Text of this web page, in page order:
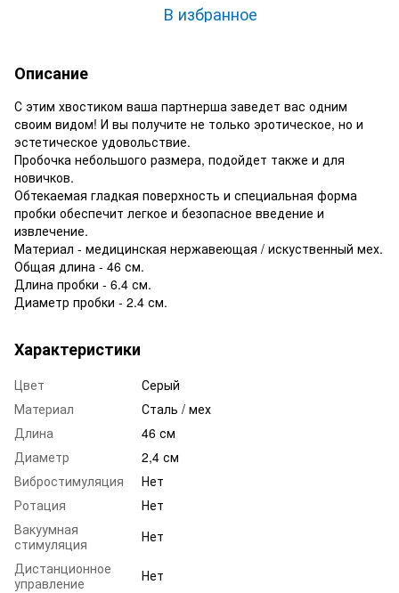
В избранное
Описание
С этим хвостиком ваша партнерша заведет вас одним
своим видом! И вы получите не только эротическое, но и
эстетическое удовольствие.
Пробочка небольшого размера, подойдет также и для
новичков.
Обтекаемая гладкая поверхность и специальная форма
пробки обеспечит легкое и безопасное введение и
извлечение.
Материал - медицинская нержавеющая / искуственный мех.
Общая длина - 46 см.
Длина пробки - 6.4 см.
Диаметр пробки - 2.4 см.
Характеристики
Цвет
Серый
Материал
Сталь / мех
Длина
46 см
Диаметр
2,4 см
Вибростимуляция
Нет
Ротация
Нет
Вакуумная
стимуляция
Нет
Дистанционное
управление
Нет